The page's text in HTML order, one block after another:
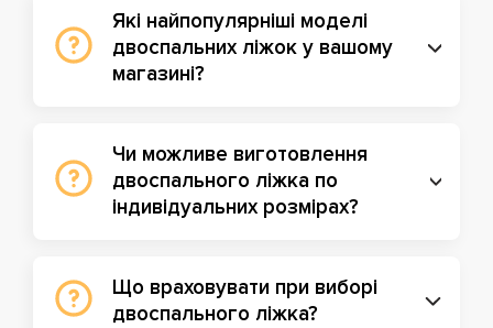
Які найпопулярніші моделі
двоспальних ліжок у вашому
магазині?
Чи можливе виготовлення
двоспального ліжка по
індивідуальних розмірах?
Що враховувати при виборі
двоспального ліжка?